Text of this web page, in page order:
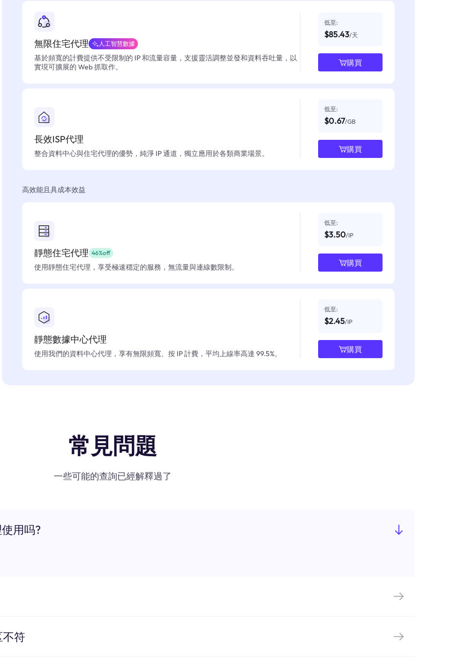
無限住宅代理 人工智慧數據
基於頻寬的計費提供不受限制的 IP 和流量容量，支援靈活調整並發和資料吞吐量，以
實現可擴展的 Web 抓取作。
低至:
$85.43/天
購買
長效ISP代理
整合資料中心與住宅代理的優勢，純淨 IP 通道，獨立應用於各類商業場景。
低至:
$0.67/GB
購買
高效能且具成本效益
靜態住宅代理 46%off
使用靜態住宅代理，享受極速穩定的服務，無流量與連線數限制。
低至:
$3.50/IP
購買
靜態數據中心代理
使用我們的資料中心代理，享有無限頻寬、按 IP 計費，平均上線率高達 99.5%。
低至:
$2.45/IP
購買
常見問題
一些可能的查詢已經解釋過了
用吗?
符